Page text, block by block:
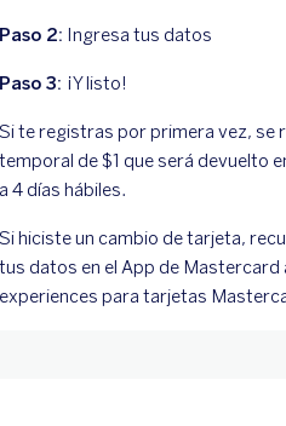
Paso 2: Ingresa tus datos
Paso 3: ¡Y listo!
Si te registras por primera vez, se
temporal de $1 que será devuelto
a 4 días hábiles.
Si hiciste un cambio de tarjeta,
tus datos en el App de
experiences para tarjetas